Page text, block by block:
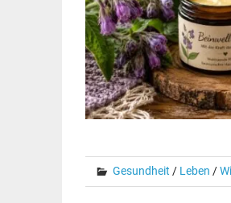
Gesundheit / Leben /